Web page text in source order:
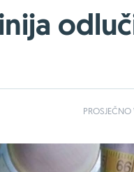
PROSJEČNO